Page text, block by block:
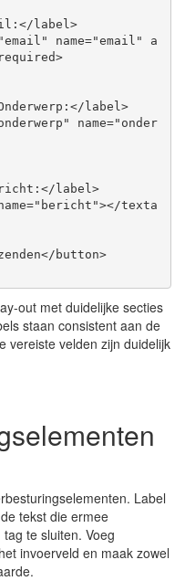
</label >
name="email"
a
required>
</label >
name="onder
</label >
="bericht"></texta
</ button>
out met duidelijke secties
staan consistent aan de
vereiste velden zijn duidelijk
Label
tekst die ermee
te sluiten. Voeg
invoerveld en maak zowel